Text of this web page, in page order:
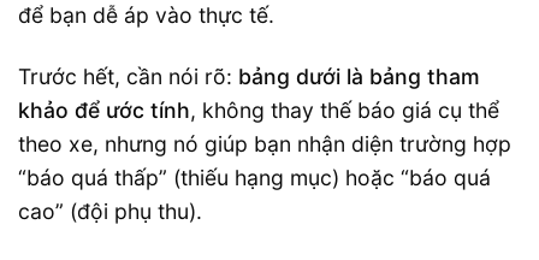
để bạn dễ áp vào thực tế.
Trước hết, cần nói rõ: bảng dưới là bảng tham
khảo để ước tính, không thay thế báo giá cụ thể
theo xe, nhưng nó giúp bạn nhận diện trường hợp
“báo quá thấp” (thiếu hạng mục) hoặc “báo quá
cao” (đội phụ thu).